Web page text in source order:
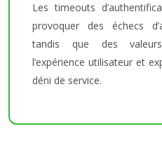
Les timeouts
provoquer des échecs
tandis que des
l’expérience utilisateur et
déni de service.